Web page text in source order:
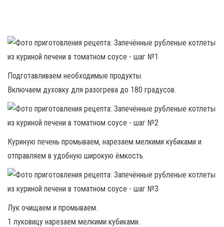
Подготавливаем необходимые продукты.
Включаем духовку для разогрева до 180 градусов.
Куриную печень промываем, нарезаем мелкими кубиками и
отправляем в удобную широкую ёмкость.
Лук очищаем и промываем.
1 луковицу нарезаем мелкими кубиками.